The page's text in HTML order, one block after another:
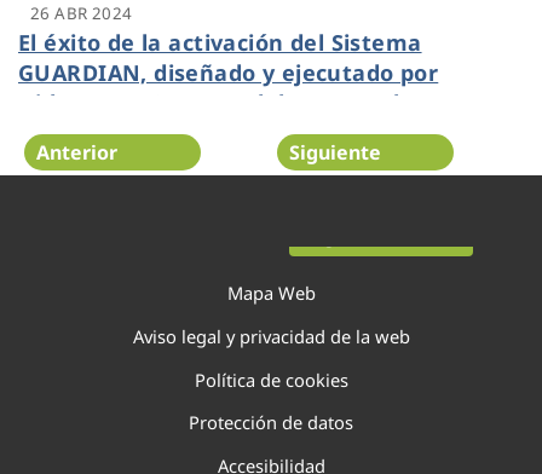
26 ABR 2024
El éxito de la activación del Sistema
GUARDIAN, diseñado y ejecutado por
Hidraqua y Cetaqua del grupo Agbar,
contiene el incendio del Parque Natural del
Túria
Anterior Siguiente
Mapa Web
Aviso legal y privacidad de la web
Política de cookies
Protección de datos
Accesibilidad